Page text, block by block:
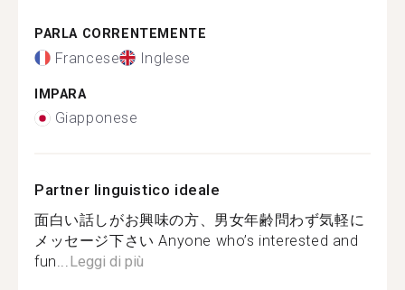
PARLA CORRENTEMENTE
Francese Inglese
IMPARA
Giapponese
Partner linguistico ideale
面白い話しがお興味の方、男女年齢問わず気軽に
メッセージ下さい Anyone who’s interested and
fun...Leggi di più